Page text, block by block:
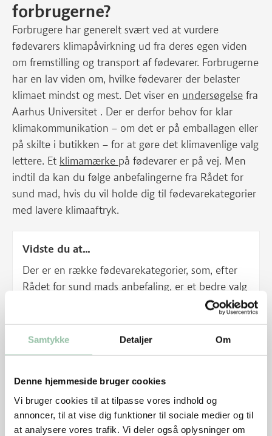
Samtykke Detaljer Om
Denne hjemmeside bruger cookies
Vi bruger cookies til at tilpasse vores indhold og
annoncer, til at vise dig funktioner til sociale medier og til
at analysere vores trafik. Vi deler også oplysninger om
forbrugerne?
Forbrugere har generelt svært ved at vurdere
fødevarers klimapåvirkning ud fra deres egen viden
om fremstilling og transport af fødevarer. Forbrugerne
har en lav viden om, hvilke fødevarer der belaster
klimaet mindst og mest. Det viser en undersøgelse fra
Aarhus Universitet . Der er derfor behov for klar
klimakommunikation – om det er på emballagen eller
på skilte i butikken – for at gøre det klimavenlige valg
lettere. Et klimamærke på fødevarer er på vej. Men
indtil da kan du følge anbefalingerne fra Rådet for
sund mad, hvis du vil holde dig til fødevarekategorier
med lavere klimaaftryk.
Vidste du at...
Der er en række fødevarekategorier, som, efter
Rådet for sund mads anbefaling, er et bedre valg
for klimaet, når du køber ind og laver mad:
Grøntsager, kartofler, frugter og bælgfrugter
Fersk grisekød og fjerkræ
Fuldkornsprodukter (Fødevarestyrelsen anbefaler
Planteolier som kan fremme fødevarer med et
lavere klimaaftryk, der samtidig er sundere:
Vælger du blandt ovennævnte